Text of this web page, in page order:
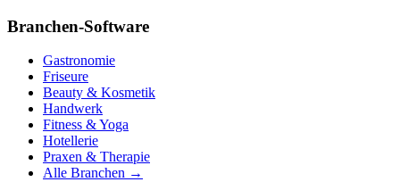
Branchen-Software
Gastronomie
Friseure
Beauty & Kosmetik
Handwerk
Fitness & Yoga
Hotellerie
Praxen & Therapie
Alle Branchen →